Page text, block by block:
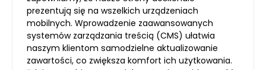
prezentują się na wszelkich urządzeniach
mobilnych. Wprowadzenie zaawansowanych
systemów zarządzania treścią (CMS) ułatwia
naszym klientom samodzielne aktualizowanie
zawartości, co zwiększa komfort ich użytkowania.